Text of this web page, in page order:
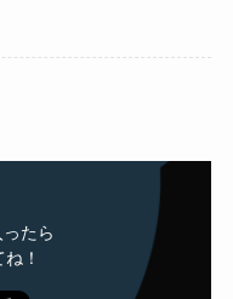
たら
！